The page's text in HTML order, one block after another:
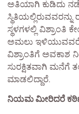
ಅತಿಯಾಗಿ ಕುಡಿದು
ಸ್ಥಿತಿಯಲ್ಲಿರುವವರನ್ನು
ಸ್ಥಳಗಳಲ್ಲಿ ವಿಶ್ರಾಂತಿ
ಅಮಲು
ವಿಶ್ರಾಂತಿಗೆ ಅವಕಾಶ
ಸುರಕ್ಷಿತವಾಗಿ ಮನೆಗೆ
ಮಾಡಲಿದ್ದಾರೆ.
ನಿಯಮ ಮೀರಿದರೆ